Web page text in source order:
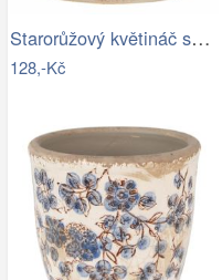
Starorůžový květináč se vzorem a…
128,-Kč